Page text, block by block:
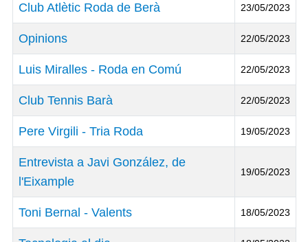
Club Atlètic Roda de Berà 23/05/2023
Opinions 22/05/2023
Luis Miralles - Roda en Comú 22/05/2023
Club Tennis Barà 22/05/2023
Pere Virgili - Tria Roda 19/05/2023
Entrevista a Javi González, de
l'Eixample
19/05/2023
Toni Bernal - Valents 18/05/2023